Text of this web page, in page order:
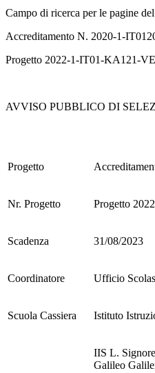
Campo di ricerca per le pagine
Accreditamento N. 2020-1-
Progetto 2022-1-IT01-KA121-
AVVISO PUBBLICO DI
Progetto
Nr. Progetto Progetto
Scadenza 31/08/2023
Coordinatore Ufficio
Scuola Cassiera Istituto
IIS L.
Galileo